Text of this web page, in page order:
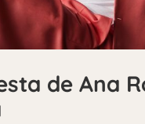
de Ana